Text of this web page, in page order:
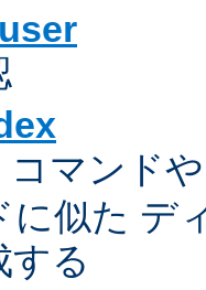
コマンド
に似た デ
する